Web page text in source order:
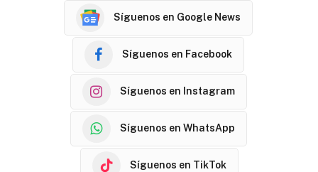
Síguenos en Google News
Síguenos en Facebook
Síguenos en Instagram
Síguenos en WhatsApp
Síguenos en TikTok